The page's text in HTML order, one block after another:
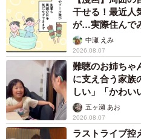
干せる！最近
が…実際住んで
中瀬 えみ
2026.08.07
難聴のお姉ち
に支え合う家族
しい」「かわい
五ヶ瀬 あお
2026.08.07
ラストライブ